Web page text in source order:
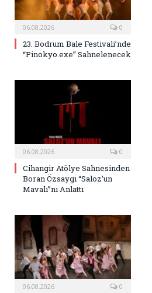
06.08.2026 0
23. Bodrum Bale Festivali’nde
“Pinokyo.exe” Sahnelenecek
06.08.2026 0
Cihangir Atölye Sahnesinden
Boran Özsaygı “Saloz’un
Mavalı”nı Anlattı
06.08.2026 0